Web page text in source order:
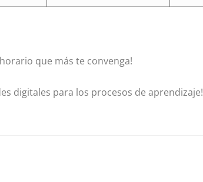
horario que más te convenga!
digitales para los procesos de aprendizaje!